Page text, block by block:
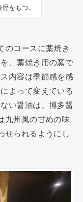
をもつ。
のコースに藁焼き
、藁焼き用の窯で
内容は季節感を感
よって変えている
い醤油は、博多醤
九州風の甘めの味
せられるようにし